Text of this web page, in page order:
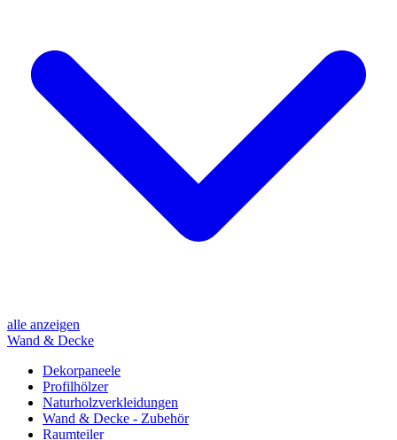
alle anzeigen
Wand & Decke
Dekorpaneele
Profilhölzer
Naturholzverkleidungen
Wand & Decke - Zubehör
Raumteiler